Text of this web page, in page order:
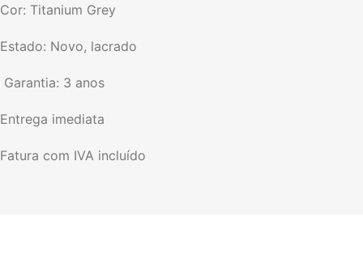
Cor: Titanium Grey
Estado: Novo, lacrado
️ Garantia: 3 anos
Entrega imediata
Fatura com IVA incluído